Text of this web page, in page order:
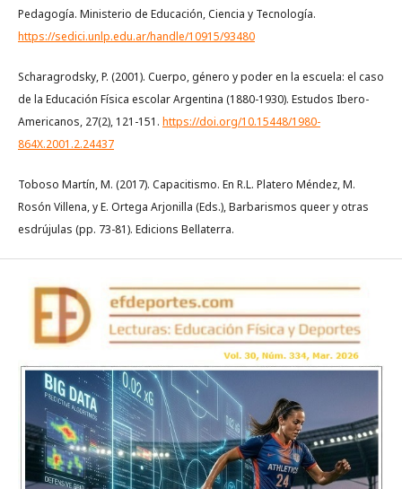
Pedagogía. Ministerio de Educación, Ciencia y Tecnología.
https://sedici.unlp.edu.ar/handle/10915/93480
Scharagrodsky, P. (2001). Cuerpo, género y poder en la escuela: el caso
de la Educación Física escolar Argentina (1880-1930). Estudos Ibero-
Americanos, 27(2), 121-151. https://doi.org/10.15448/1980-
864X.2001.2.24437
Toboso Martín, M. (2017). Capacitismo. En R.L. Platero Méndez, M.
Rosón Villena, y E. Ortega Arjonilla (Eds.), Barbarismos queer y otras
esdrújulas (pp. 73-81). Edicions Bellaterra.